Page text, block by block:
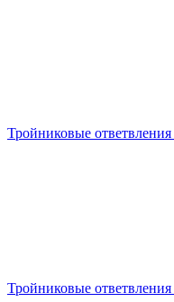
Тройниковые
Тройниковые